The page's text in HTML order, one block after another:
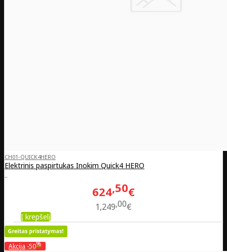
CH01-QUICK4HERO
Elektrinis paspirtukas Inokim Quick4 HERO
..
624 50€
1,249 00€
Į krepšelį
Akcija -50%